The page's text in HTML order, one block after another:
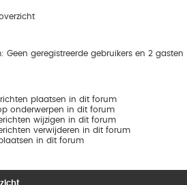
Geen geregistreerde gebruikers en 2 gasten
plaatsen in dit forum
onderwerpen in dit forum
wijzigen in dit forum
verwijderen in dit forum
in dit forum